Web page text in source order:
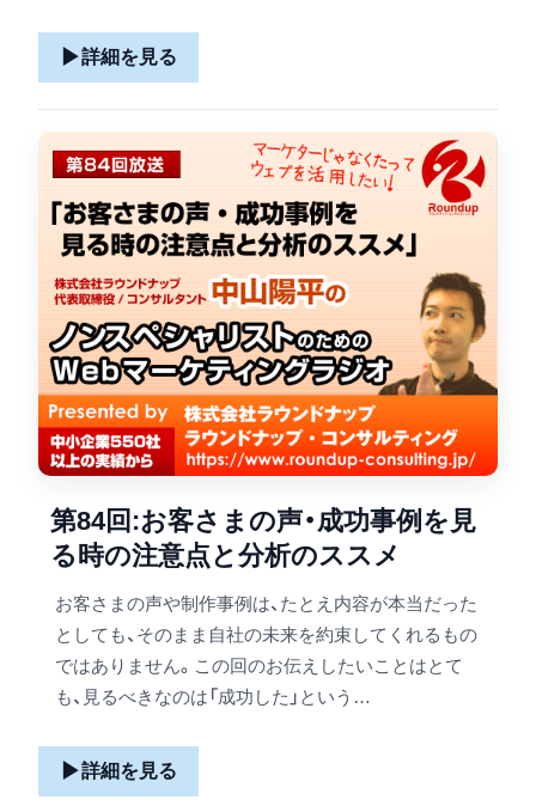
▶詳細を見る
第84回:お客さまの声・成功事例を見
る時の注意点と分析のススメ
お客さまの声や制作事例は、たとえ内容が本当だった
としても、そのまま自社の未来を約束してくれるもの
ではありません。この回のお伝えしたいことはとて
も、見るべきなのは「成功した」という…
▶詳細を見る